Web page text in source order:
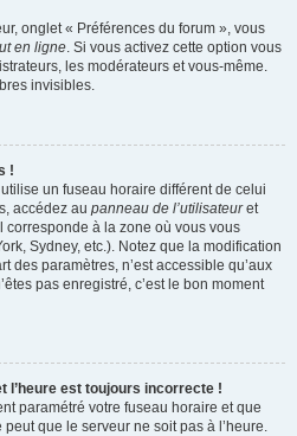
onglet « Préférences du forum », vous
en ligne. Si vous activez cette option vous
les modérateurs et vous-même.
invisibles.
!
utilise un fuseau horaire différent de celui
accédez au panneau de l’utilisateuret
corresponde à la zone où vous vous
Sydney, etc.). Notez que la modification
des paramètres, n’est accessible qu’aux
pas enregistré, c’est le bon moment
l’heure est toujours incorrecte !
paramétré votre fuseau horaire et que
peut que le serveur ne soit pas à l’heure.